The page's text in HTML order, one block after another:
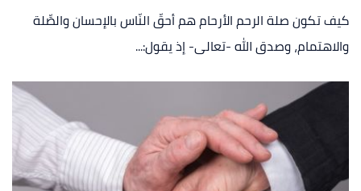
كيف تكون صلة الرحم الأرحام هم أحقّ النّاس بالإحسان والصِّلة
والاهتمام، وصدق الله -تعالى- إذ يقول:...